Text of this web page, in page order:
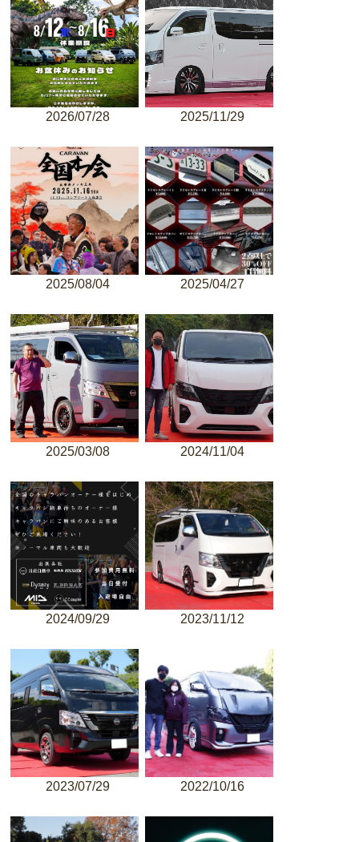
2026/07/28 2025/11/29
2025/08/04 2025/04/27
2025/03/08 2024/11/04
2024/09/29 2023/11/12
2023/07/29 2022/10/16